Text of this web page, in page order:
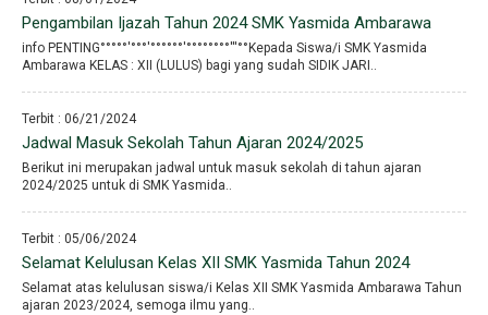
Pengambilan Ijazah Tahun 2024 SMK Yasmida Ambarawa
info PENTING°°°°°′°°°′°°°°°°′°°°°°°°°′′′°°Kepada Siswa/i SMK Yasmida
Ambarawa KELAS : XII (LULUS) bagi yang sudah SIDIK JARI..
Terbit : 06/21/2024
Jadwal Masuk Sekolah Tahun Ajaran 2024/2025
Berikut ini merupakan jadwal untuk masuk sekolah di tahun ajaran
2024/2025 untuk di SMK Yasmida..
Terbit : 05/06/2024
Selamat Kelulusan Kelas XII SMK Yasmida Tahun 2024
Selamat atas kelulusan siswa/i Kelas XII SMK Yasmida Ambarawa Tahun
ajaran 2023/2024, semoga ilmu yang..